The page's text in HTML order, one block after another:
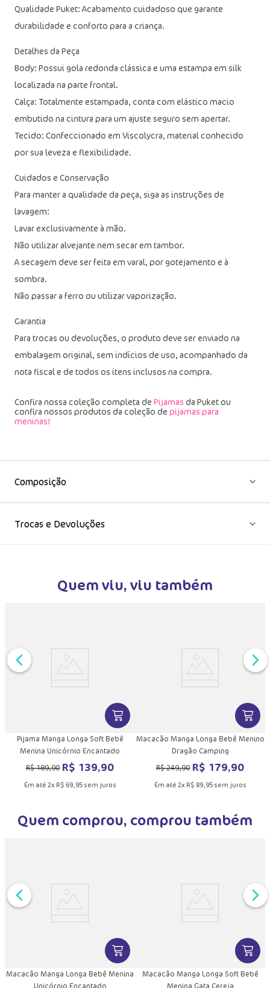
Qualidade Puket: Acabamento cuidadoso que garante
durabilidade e conforto para a criança.
Detalhes da Peça
Body: Possui gola redonda clássica e uma estampa em silk
localizada na parte frontal.
Calça: Totalmente estampada, conta com elástico macio
embutido na cintura para um ajuste seguro sem apertar.
Tecido: Confeccionado em Viscolycra, material conhecido
por sua leveza e flexibilidade.
Cuidados e Conservação
Para manter a qualidade da peça, siga as instruções de
lavagem:
Lavar exclusivamente à mão.
Não utilizar alvejante nem secar em tambor.
A secagem deve ser feita em varal, por gotejamento e à
sombra.
Não passar a ferro ou utilizar vaporização.
Garantia
Para trocas ou devoluções, o produto deve ser enviado na
embalagem original, sem indícios de uso, acompanhado da
nota fiscal e de todos os itens inclusos na compra.
Confira nossa coleção completa de Pijamas da Puket ou
confira nossos produtos da coleção de pijamas para
meninas!
Composição
Trocas e Devoluções
Quem viu, viu também
INFORMAÇÕES DO PRODUTOVER MAIS INFORMAÇÕES DO
Pijama Manga Longa Soft Bebê
Menina Unicórnio Encantado
R$189,90 R$ 139,90
Em até 2x R$ 69,95sem juros
VER
Macacão Manga Longa Bebê Menino
Dragão Camping
R$249,90 R$ 179,90
Em até 2x R$ 89,95sem juros
Quem comprou, comprou também
INFORMAÇÕES DO PRODUTOVER MAIS INFORMAÇÕES DO
Macacão Manga Longa Bebê Menina
Unicórnio Encantado
VER
Macacão Manga Longa Soft Bebê
Menina Gata Cereja